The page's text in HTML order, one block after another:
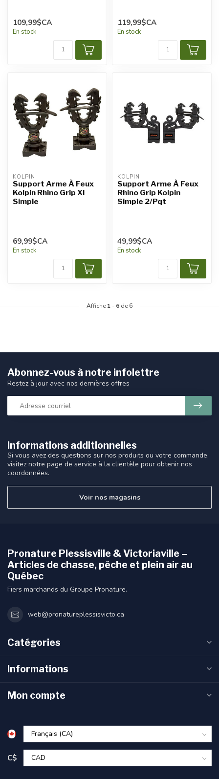
109,99$CA
En stock
119,99$CA
En stock
KOLPIN
Support Arme À Feux
Kolpin Rhino Grip Xl
Simple
69,99$CA
En stock
KOLPIN
Support Arme À Feux
Rhino Grip Kolpin
Simple 2/Pqt
49,99$CA
En stock
Affiche 1 - 6 de 6
Informations additionnelles
Si vous avez des questions sur nos produits ou votre commande,
visitez notre page de service à la clientèle pour obtenir nos
coordonnées.
Voir nos magasins
Abonnez-vous à notre infolettre
Restez à jour avec nos dernières offres
Pronature Plessisville & Victoriaville –
Articles de chasse, pêche et plein air au
Québec
Fiers marchands du Groupe Pronature.
web@pronatureplessisvicto.ca
Catégories
Informations
Mon compte
C$